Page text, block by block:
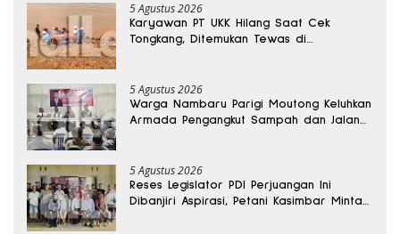
5 Agustus 2026
Karyawan PT UKK Hilang Saat Cek
Tongkang, Ditemukan Tewas di
5 Agustus 2026
Warga Nambaru Parigi Moutong Keluhkan
Armada Pengangkut Sampah dan Jalan
5 Agustus 2026
Reses Legislator PDI Perjuangan Ini
Dibanjiri Aspirasi, Petani Kasimbar Minta